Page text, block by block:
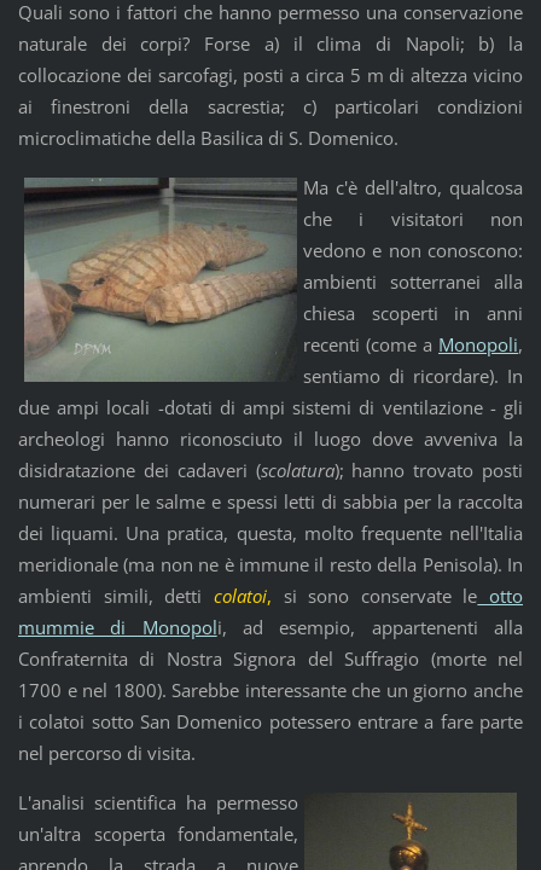
Quali sono i fattori che hanno permesso una conservazione
naturale dei corpi? Forse a) il clima di Napoli; b) la
collocazione dei sarcofagi, posti a circa 5 m di altezza vicino
ai finestroni della sacrestia; c) particolari condizioni
microclimatiche della Basilica di S. Domenico.
Ma c'è dell'altro, qualcosa
che i visitatori non
vedono e non conoscono:
ambienti sotterranei alla
chiesa scoperti in anni
recenti (come a Monopoli,
sentiamo di ricordare). In
due ampi locali -dotati di ampi sistemi di ventilazione - gli
archeologi hanno riconosciuto il luogo dove avveniva la
disidratazione dei cadaveri (scolatura); hanno trovato posti
numerari per le salme e spessi letti di sabbia per la raccolta
dei liquami. Una pratica, questa, molto frequente nell'Italia
meridionale (ma non ne è immune il resto della Penisola). In
ambienti simili, detti colatoi, si sono conservate le otto
mummie di Monopoli, ad esempio, appartenenti alla
Confraternita di Nostra Signora del Suffragio (morte nel
1700 e nel 1800). Sarebbe interessante che un giorno anche
i colatoi sotto San Domenico potessero entrare a fare parte
nel percorso di visita.
L'analisi scientifica ha permesso
un'altra scoperta fondamentale,
aprendo la strada a nuove